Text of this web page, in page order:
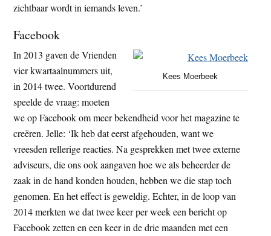
zichtbaar wordt in iemands leven.’
Facebook
Kees Moerbeek
In 2013 gaven de Vrienden
vier kwartaalnummers uit,
in 2014 twee. Voortdurend
speelde de vraag: moeten
we op Facebook om meer bekendheid voor het magazine te
creëren. Jelle: ‘Ik heb dat eerst afgehouden, want we
vreesden rellerige reacties. Na gesprekken met twee externe
adviseurs, die ons ook aangaven hoe we als beheerder de
zaak in de hand konden houden, hebben we die stap toch
genomen. En het effect is geweldig. Echter, in de loop van
2014 merkten we dat twee keer per week een bericht op
Facebook zetten en een keer in de drie maanden met een